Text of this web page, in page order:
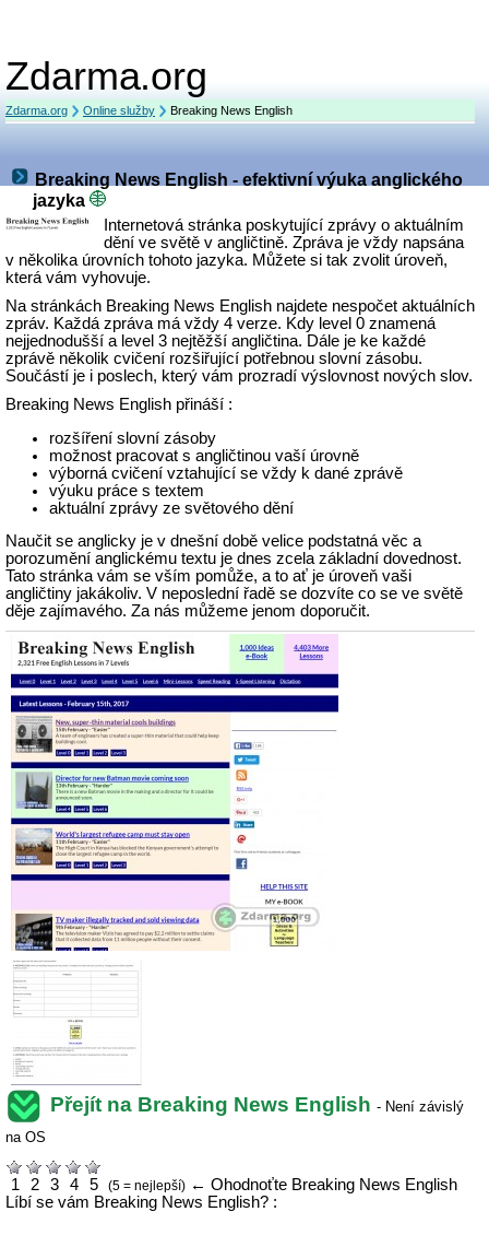
Zdarma.org
Zdarma.org Online služby Breaking News English
Breaking News English - efektivní výuka anglického
jazyka
Internetová stránka poskytující zprávy o aktuálním
dění ve světě v angličtině. Zpráva je vždy napsána
v několika úrovních tohoto jazyka. Můžete si tak zvolit úroveň,
která vám vyhovuje.
Na stránkách Breaking News English najdete nespočet aktuálních
zpráv. Každá zpráva má vždy 4 verze. Kdy level 0 znamená
nejjednodušší a level 3 nejtěžší angličtina. Dále je ke každé
zprávě několik cvičení rozšiřující potřebnou slovní zásobu.
Součástí je i poslech, který vám prozradí výslovnost nových slov.
Breaking News English přináší :
rozšíření slovní zásoby
možnost pracovat s angličtinou vaší úrovně
výborná cvičení vztahující se vždy k dané zprávě
výuku práce s textem
aktuální zprávy ze světového dění
Naučit se anglicky je v dnešní době velice podstatná věc a
porozumění anglickému textu je dnes zcela základní dovednost.
Tato stránka vám se vším pomůže, a to ať je úroveň vaši
angličtiny jakákoliv. V neposlední řadě se dozvíte co se ve světě
děje zajímavého. Za nás můžeme jenom doporučit.
Přejít na Breaking News English - Není závislý
na OS
1 2 3 4 5 (5 = nejlepší) ← Ohodnoťte Breaking News English
Líbí se vám Breaking News English? :